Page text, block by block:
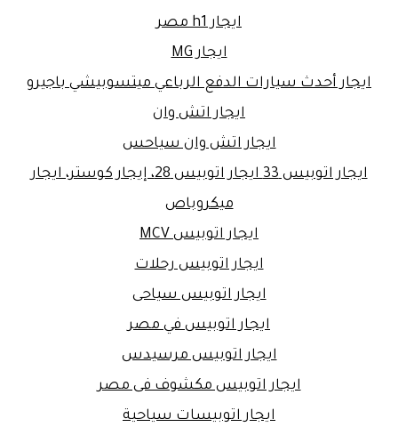
ايجار h1 مصر
ايجار MG
ايجار أحدث سيارات الدفع الرباعي ميتسوبيشي باجيرو
ايجار اتش وان
ايجار اتش وان سياحس
ايجار اتوبيس 33 ايجار اتوبيس 28، إيجار كوستر، ايجار
ميكروباص
ايجار اتوبيس MCV
ايجار اتوبيس رحلات
ايجار اتوبيس سياحى
ايجار اتوبيس في مصر
ايجار اتوبيس مرسيدس
ايجار اتوبيس مكشوف فى مصر
ايجار اتوبيسات سياحية